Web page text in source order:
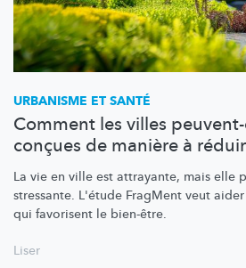
URBANISME ET SANTÉ
Comment les villes
conçues de manière à
La vie en ville est attrayante, mais elle
stressante. L'étude FragMent veut
qui favorisent le bien-être.
Liser